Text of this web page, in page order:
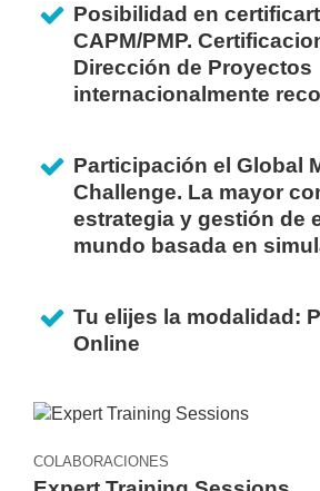
Posibilidad en
CAPM/PMP.
Dirección de Proyectos
internacionalmente
Participación el Global
Challenge. La mayor
estrategia y gestión de
mundo basada en
Tu elijes la modalidad:
Online
COLABORACIONES